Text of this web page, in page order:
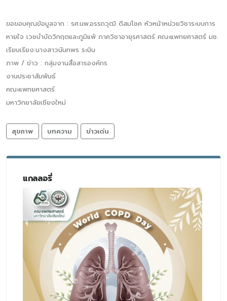
ขอขอบคุณข้อมูลจาก : รศ.นพ.อรรถวุฒิ ดีสมโชค หัวหน้าหน่วยวิชาระบบการ
หายใจ เวชบำบัดวิกฤตและภูมิแพ้ ภาควิชาอายุรศาสตร์ คณะแพทยศาสตร์ มช.
เรียบเรียง:นางสาวนันทพร ระบิน
ภาพ / ข่าว : กลุ่มงานสื่อสารองค์กร
งานประชาสัมพันธ์
คณะแพทยศาสตร์
มหาวิทยาลัยเชียงใหม่
สุขภาพ บทความ ข่าวเด่น
แกลลอรี่